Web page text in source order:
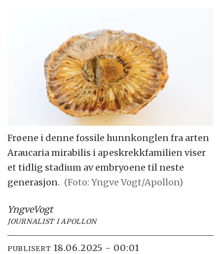
Frøene i denne fossile hunnkonglen fra arten
Araucaria mirabilis i apeskrekkfamilien viser
et tidlig stadium av embryoene til neste
generasjon. (Foto: Yngve Vogt/Apollon)
YngveVogt
JOURNALIST I APOLLON
PUBLISERT 18.06.2025 - 00:01